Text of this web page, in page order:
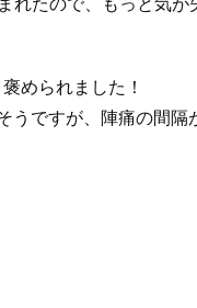
められました！
うですが、陣痛の間